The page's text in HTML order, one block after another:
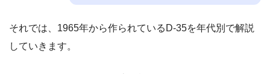
それでは、1965年から作られているD-35を年代別で解説
していきます。